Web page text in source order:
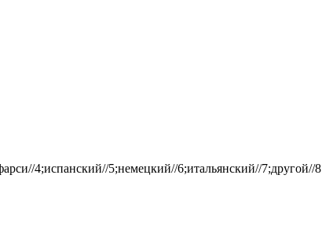
4;испанский//5;немецкий//6;итальянский//7;другой//8